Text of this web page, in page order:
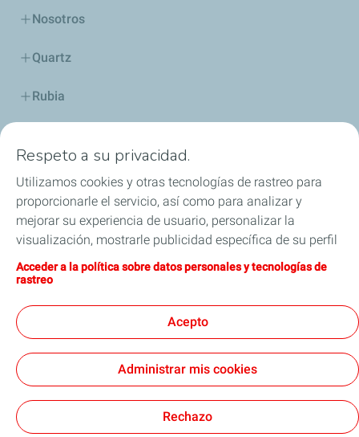
Nosotros
Quartz
Rubia
Lubricantes y especialidades
Distribuidores
TWC
Competición
Legal Cookies
Respeto a su privacidad.
Utilizamos cookies y otras tecnologías de rastreo para
proporcionarle el servicio, así como para analizar y
mejorar su experiencia de usuario, personalizar la
visualización, mostrarle publicidad específica de su perfil
en este sitio y en nuestros sitios asociados, y permitirle
compartir nuestro contenido en las redes sociales. Puede
momento haciendo clic en el botón «Gérer mes cookies»
(Gestionar cookies). Al hacer clic en el botón «J’accepte»
(Aceptar), nos autoriza a depositar la totalidad de las
cookies. Si hace clic en «Je refuse» (Rechazar),
estrictamente necesarias para el correcto funcionamiento
del sitio web. Si desea más información (por ejemplo, si
Acceder a la política sobre datos personales y tecnologías de
rastreo
Acepto
Administrar mis cookies
Rechazo